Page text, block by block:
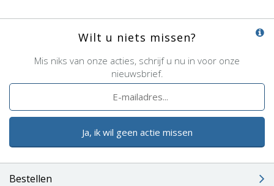
Wilt u niets missen?
Mis niks van onze acties, schrijf u nu in voor onze
nieuwsbrief.
Ja, ik wil geen actie missen
Bestellen